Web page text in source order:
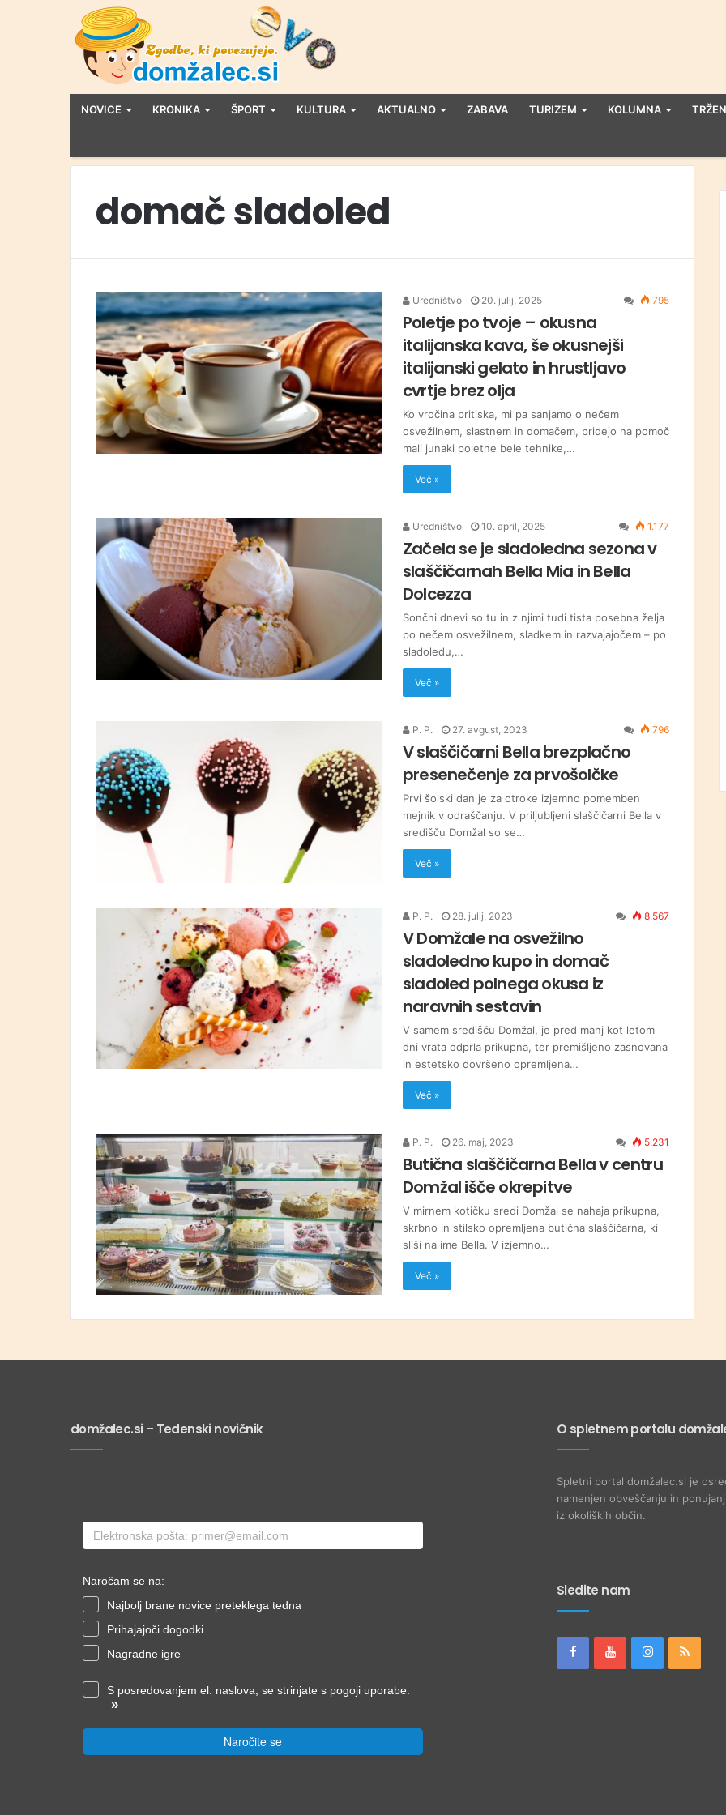
NOVICE KRONIKA ŠPORT KULTURA AKTUALNO ZABAVA TURIZEM KOLUMNA
domač sladoled
Uredništvo 20. julij, 2025 795
Poletje po tvoje – okusna
italijanska kava, še okusnejši
italijanski gelato in hrustljavo
cvrtje brez olja
Ko vročina pritiska, mi pa sanjamo o nečem
osvežilnem, slastnem in domačem, pridejo na pomoč
mali junaki poletne bele tehnike,…
Več »
Uredništvo 10. april, 2025 1.177
Začela se je sladoledna sezona v
slaščičarnah Bella Mia in Bella
Dolcezza
Sončni dnevi so tu in z njimi tudi tista posebna želja
po nečem osvežilnem, sladkem in razvajajočem – po
sladoledu,…
Več »
P. P. 27. avgust, 2023 796
V slaščičarni Bella brezplačno
presenečenje za prvošolčke
Prvi šolski dan je za otroke izjemno pomemben
mejnik v odraščanju. V priljubljeni slaščičarni Bella v
središču Domžal so se…
Več »
P. P. 28. julij, 2023 8.567
V Domžale na osvežilno
sladoledno kupo in domač
sladoled polnega okusa iz
naravnih sestavin
V samem središču Domžal, je pred manj kot letom
dni vrata odprla prikupna, ter premišljeno zasnovana
in estetsko dovršeno opremljena…
Več »
P. P. 26. maj, 2023 5.231
Butična slaščičarna Bella v centru
Domžal išče okrepitve
V mirnem kotičku sredi Domžal se nahaja prikupna,
skrbno in stilsko opremljena butična slaščičarna, ki
sliši na ime Bella. V izjemno…
Več »
domžalec.si – Tedenski novičnik
Naročam se na:
Najbolj brane novice preteklega tedna
Prihajajoči dogodki
Nagradne igre
S posredovanjem el. naslova, se strinjate s pogoji uporabe.
»
Naročite se
O spletnem portalu
Spletni portal domžalec.si je
namenjen obveščanju in
iz okoliških občin.
Sledite nam